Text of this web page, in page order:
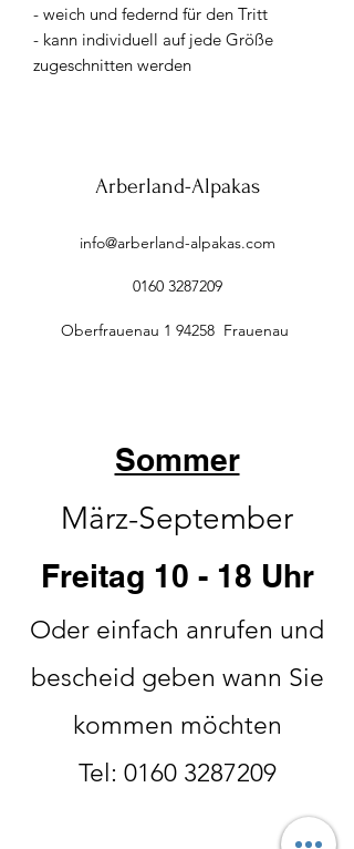
- weich und federnd für den Tritt
- kann individuell auf jede Größe
zugeschnitten werden
Arberland-Alpakas
info@arberland-alpakas.com
0160 3287209
Oberfrauenau 1 94258 Frauenau
Sommer
März-September
Freitag 10 - 18 Uhr
Oder einfach anrufen und
bescheid geben wann Sie
kommen möchten
Tel: 0160 3287209